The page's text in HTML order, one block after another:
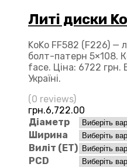
Литі диски
KoKo FF582 (F226) —
болт-патерн 5×108.
face. Ціна: 6722 грн.
Україні.
(0 reviews)
грн.6,722.00
Діаметр
Ширина
Виліт (ЕТ)
PCD